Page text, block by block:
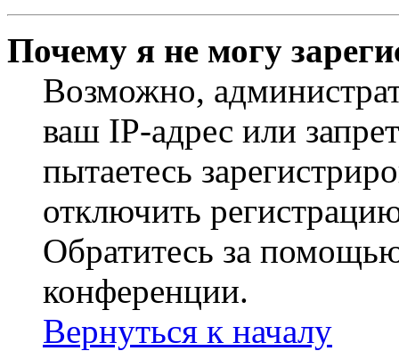
Почему я не могу
Возможно,
ваш IP-адрес или
пытаетесь
отключить
Обратитесь за
конференции.
Вернуться к началу